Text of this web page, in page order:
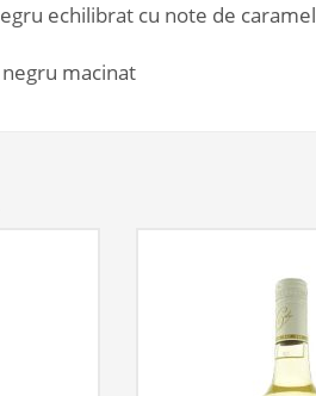
echilibrat cu note de caramel
macinat